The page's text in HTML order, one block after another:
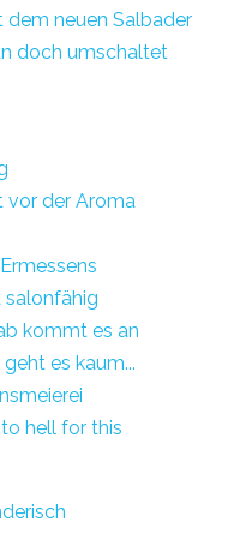
neuen Salbader
doch umschaltet
der Aroma
kommt es an
es kaum...
hell for this